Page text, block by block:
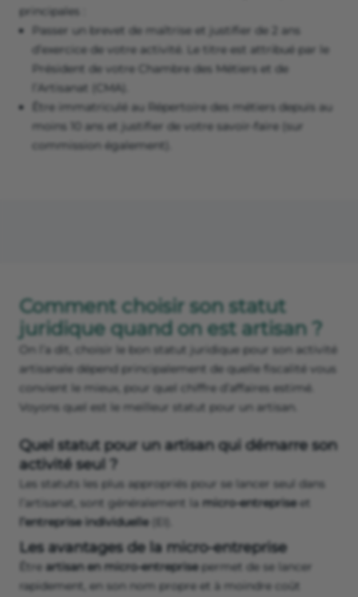
principales :
Passer un brevet de maîtrise et justifier de 2 ans
d’exercice de votre activité. Le titre est attribué par le
Président de votre Chambre des Métiers et de
l’Artisanat (CMA).
Être immatriculé au Répertoire des métiers depuis au
moins 10 ans et justifier de votre savoir-faire (sur
commission également).
Comment choisir son statut
juridique quand on est artisan ?
On l’a dit, choisir le bon statut juridique pour son activité
artisanale dépend principalement de quelle fiscalité vous
convient le mieux, pour quel chiffre d’affaires estimé.
Voyons quel est le meilleur statut pour un artisan.
Quel statut pour un artisan qui démarre son
activité seul ?
Les statuts les plus appropriés pour se lancer seul dans
l’artisanat, sont généralement la micro-entrepriseet
l’entreprise individuelle(EI).
Les avantages de la micro-entreprise
Être artisan en micro-entreprisepermet de se lancer
rapidement, en son nom propre et à moindre coût